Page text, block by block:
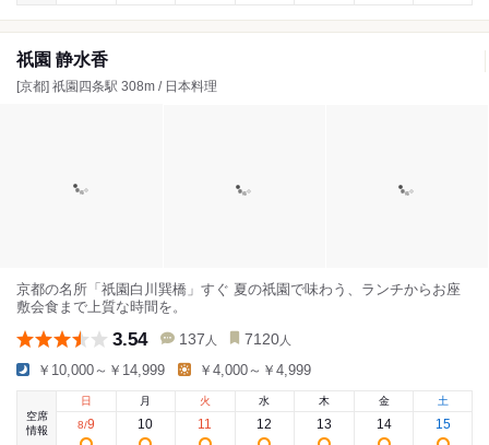
祇園 静水香
[京都] 祇園四条駅 308m / 日本料理
京都の名所「祇園白川巽橋」すぐ 夏の祇園で味わう、ランチからお座
敷会食まで上質な時間を。
3.54 137 人 7120 人
￥10,000～￥14,999 ￥4,000～￥4,999
空席
情報
日
8/9
月
10
火
11
水
12
木
13
金
14
土
15